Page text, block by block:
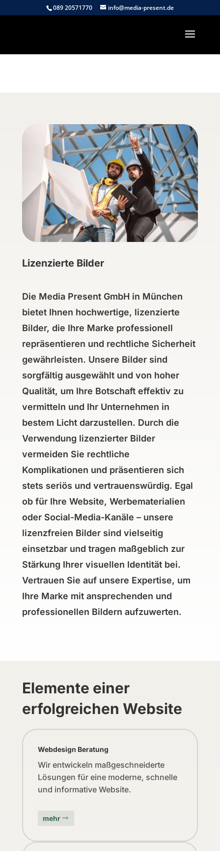
089 20571770 info@media-present.de
Lizenzierte Bilder
Lizenzierte Bilder
Die Media Present GmbH in München
bietet Ihnen hochwertige, lizenzierte
Bilder, die Ihre Marke professionell
repräsentieren und rechtliche Sicherheit
gewährleisten. Unsere Bilder sind
sorgfältig ausgewählt und von hoher
Qualität, um Ihre Botschaft effektiv zu
vermitteln und Ihr Unternehmen in
bestem Licht darzustellen. Durch die
Verwendung lizenzierter Bilder
vermeiden Sie rechtliche
Komplikationen und präsentieren sich
stets seriös und vertrauenswürdig. Egal
ob für Ihre Website, Werbematerialien
oder Social-Media-Kanäle – unsere
lizenzfreien Bilder sind vielseitig
einsetzbar und tragen maßgeblich zur
Stärkung Ihrer visuellen Identität bei.
Vertrauen Sie auf unsere Expertise, um
Ihre Marke mit ansprechenden und
professionellen Bildern aufzuwerten.
Elemente einer
erfolgreichen Website
Webdesign Beratung
Wir entwickeln maßgeschneiderte
Lösungen für eine moderne, schnelle
und informative Website.
mehr